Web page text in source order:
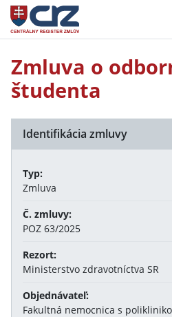
Zmluva o
študenta
Identifikácia zmluvy
Typ:
Zmluva
Č. zmluvy:
POZ 63/2025
Rezort:
Ministerstvo zdravotníctva SR
Objednávateľ:
Fakultná nemocnica s